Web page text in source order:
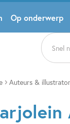
Op onderwerp
Snel
Auteurs &